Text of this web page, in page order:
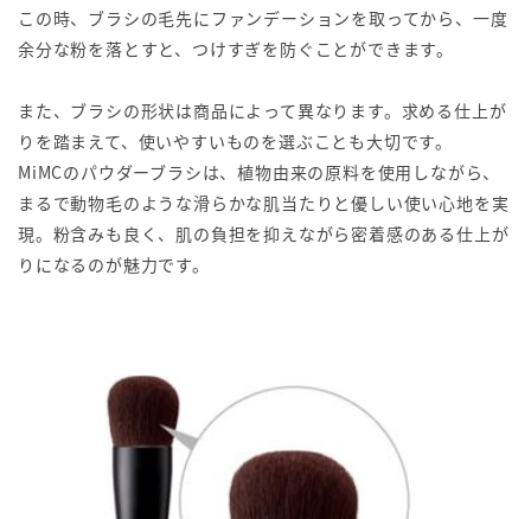
この時、ブラシの毛先にファンデーションを取ってから、一度
余分な粉を落とすと、つけすぎを防ぐことができます。
また、ブラシの形状は商品によって異なります。求める仕上が
りを踏まえて、使いやすいものを選ぶことも大切です。
MiMCのパウダーブラシは、植物由来の原料を使用しながら、
まるで動物毛のような滑らかな肌当たりと優しい使い心地を実
現。粉含みも良く、肌の負担を抑えながら密着感のある仕上が
りになるのが魅力です。